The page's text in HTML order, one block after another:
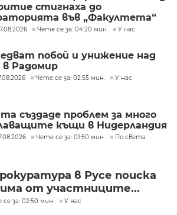
стигнаха до
във „Факултета“
Чете се за: 04:20 мин. У нас
побой и унижение над
Радомир
Чете се за: 02:55 мин. У нас
създаде проблем за много
къщи в Нидерландия
Чете се за: 01:50 мин. По света
в Русе поиска
от участниците...
за: 02:50 мин. У нас